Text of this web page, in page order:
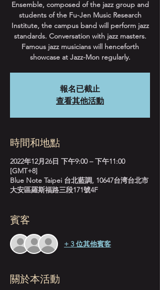
Ensemble, composed of the jazz group and
students of the Fu-Jen Music Research
Institute, the campus band will perform jazz
standards. Conversation with jazz masters.
Famous jazz musicians will henceforth
showcase at Jazz-Mon regularly.
報名已截止
查看其他活動
時間和地點
2022年12月26日 下午9:00 – 下午11:00
[GMT+8]
Blue Note Taipei 台北藍調, 10647台湾台北市
大安區羅斯福路三段171號4F
賓客
+ 3 位其他賓客
關於本活動